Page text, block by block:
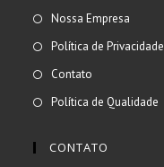
Nossa Empresa
Política de Privacidade
Contato
Política de Qualidade
CONTATO